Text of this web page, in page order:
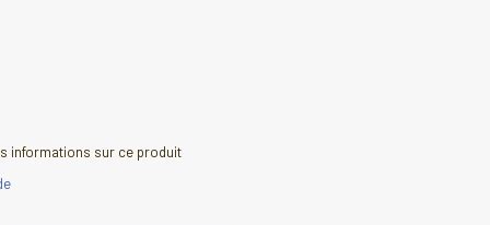
informations sur ce produit